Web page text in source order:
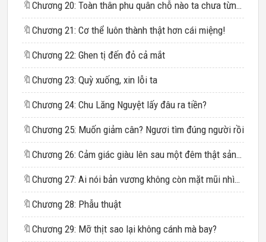
🔖 Chương 20: Toàn thân phu quân chỗ nào ta chưa từng thấy qua
🔖 Chương 21: Cơ thể luôn thành thật hơn cái miệng!
🔖 Chương 22: Ghen tị đến đỏ cả mắt
🔖 Chương 23: Quỳ xuống, xin lỗi ta
🔖 Chương 24: Chu Lăng Nguyệt lấy đâu ra tiền?
🔖 Chương 25: Muốn giảm cân? Ngươi tìm đúng người rồi
🔖 Chương 26: Cảm giác giàu lên sau một đêm thật sảng khoái
🔖 Chương 27: Ai nói bản vương không còn mặt mũi nhìn người?
🔖 Chương 28: Phẫu thuật
🔖 Chương 29: Mỡ thịt sao lại không cánh mà bay?